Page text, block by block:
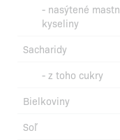
- nasýtené
kyseliny
Sacharidy
- z toho cukry
Bielkoviny
Soľ